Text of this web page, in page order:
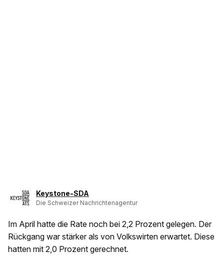
Keystone-SDA
Die Schweizer Nachrichtenagentur
Im April hatte die Rate noch bei 2,2 Prozent gelegen. Der
Rückgang war stärker als von Volkswirten erwartet. Diese
hatten mit 2,0 Prozent gerechnet.